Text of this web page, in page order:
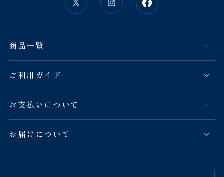
商品一覧
ご利用ガイド
お支払いについて
お届けについて